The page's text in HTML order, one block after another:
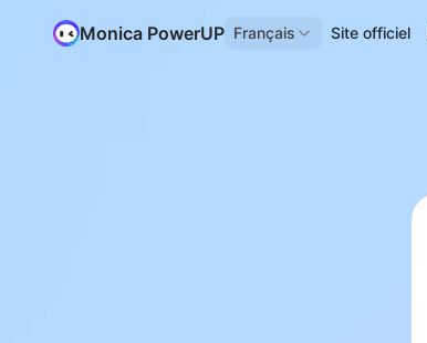
Monica PowerUP Français Site officiel